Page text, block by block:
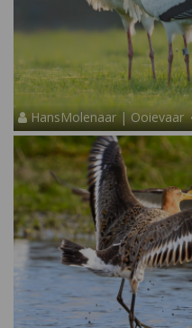
HansMolenaar | Ooievaar